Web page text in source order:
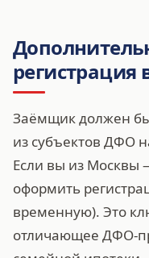
регистрация
Заёмщик должен
из субъектов ДФО
Если вы из Москвы
оформить
временную). Это
отличающее ДФО-